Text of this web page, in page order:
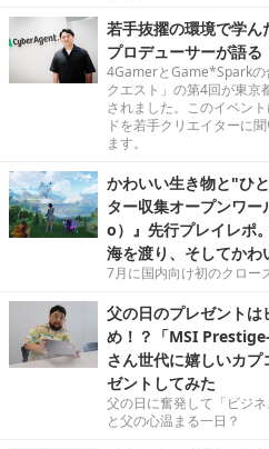
若手抜擢の環境で学
プロデューサーが語
4GamerとGame*Sparkの
クエスト」の第4回が東京
されました。このイベン
ドを若手クリエイターに
ます。
かわいい生き物と"ひ
ター収集オープンワ
o）』先行プレイレポ
海を渡り、そしてかわ
7月に国内向け初のクロー
父の日のプレゼントは
め！？「MSI
さん世代に嬉しいカ
ゼントしてみた
父の日に奮発して「ビジ
と父の心温まる一日？